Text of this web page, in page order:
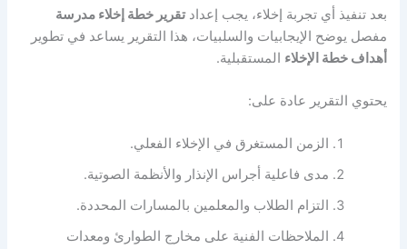
بعد تنفيذ أي تجربة إخلاء، يجب إعدادتقرير خطة إخلاء مدرسة
مفصل يوضح الإيجابيات والسلبيات، هذا التقرير يساعد في تطوير
أهداف خطة الإخلاء المستقبلية.
يحتوي التقرير عادة على:
الزمن المستغرق في الإخلاء الفعلي.
مدى فاعلية أجراس الإنذار والأنظمة الصوتية.
التزام الطلاب والمعلمين بالمسارات المحددة.
الملاحظات الفنية على مخارج الطوارئ ومعدات